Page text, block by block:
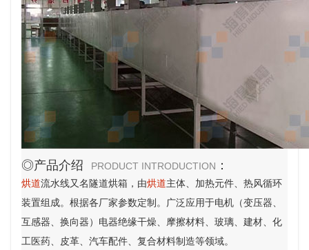
◎产品介绍 PRODUCT INTRODUCTION ：
烘道流水线又名隧道烘箱，由烘道主体、加热元件、热风循环
装置组成。根据各厂家参数定制。广泛应用于电机（变压器、
互感器、换向器）电器绝缘干燥、摩擦材料、玻璃、建材、化
工医药、皮革、汽车配件、复合材料制造等领域。